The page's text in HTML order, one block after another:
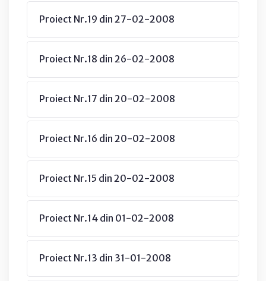
Proiect Nr.19 din 27-02-2008
Proiect Nr.18 din 26-02-2008
Proiect Nr.17 din 20-02-2008
Proiect Nr.16 din 20-02-2008
Proiect Nr.15 din 20-02-2008
Proiect Nr.14 din 01-02-2008
Proiect Nr.13 din 31-01-2008